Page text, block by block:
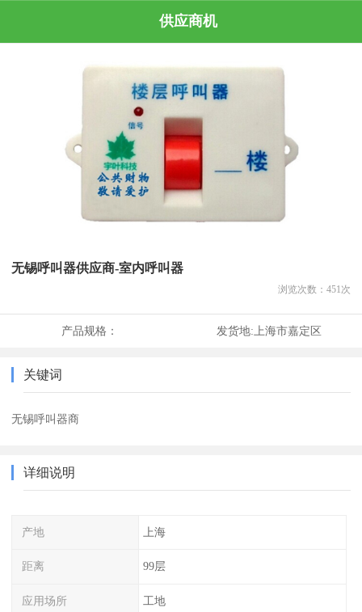
供应商机
无锡呼叫器供应商-室内呼叫器
浏览次数： 451 次
产品规格： 发货地:上海市嘉定区
关键词
无锡呼叫器商
详细说明
产地 上海
距离 99层
应用场所 工地